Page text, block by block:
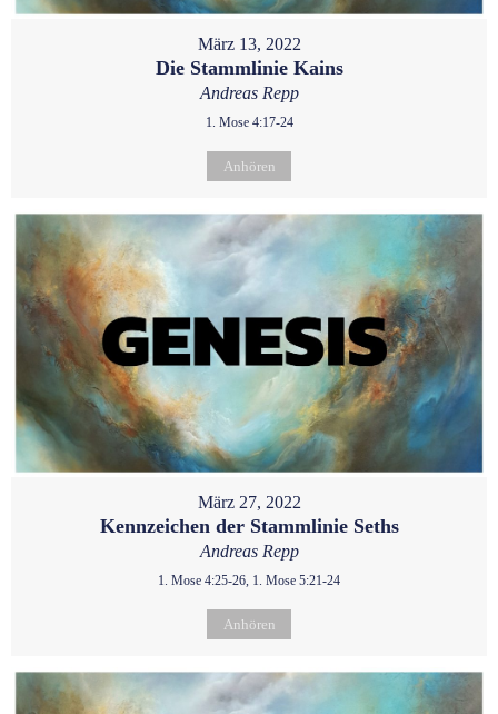
März 13, 2022
Die Stammlinie Kains
Andreas Repp
1. Mose 4:17-24
Anhören
März 27, 2022
Kennzeichen der Stammlinie Seths
Andreas Repp
1. Mose 4:25-26, 1. Mose 5:21-24
Anhören